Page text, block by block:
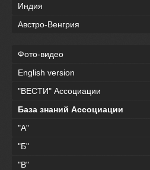
Индия
Австро-Венгрия
Фото-видео
English version
"ВЕСТИ" Ассоциации
База знаний Ассоциации
"А"
"Б"
"В"